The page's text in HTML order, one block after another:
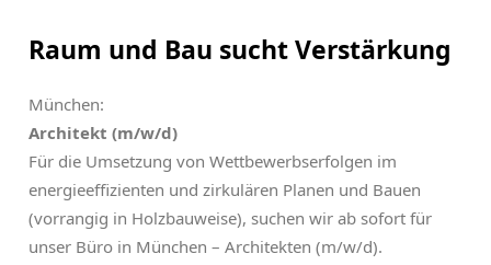
Impressum
Raum und Bau sucht Verstärkung
München:
Architekt (m/w/d)
Für die Umsetzung von Wettbewerbserfolgen im
energieeffizienten und zirkulären Planen und Bauen
(vorrangig in Holzbauweise), suchen wir ab sofort für
unser Büro in München – Architekten (m/w/d).